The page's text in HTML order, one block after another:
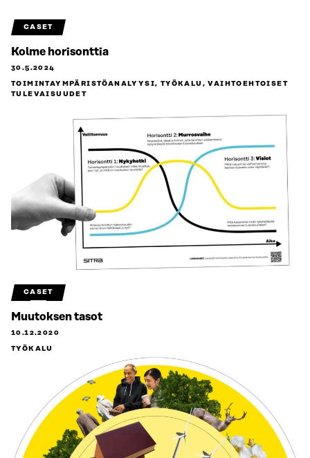
CASET
Kolme horisonttia
30.5.2024
TOIMINTAYMPÄRISTÖANALYYSI, TYÖKALU, VAIHTOEHTOISET
TULEVAISUUDET
CASET
Muutoksen tasot
10.12.2020
TYÖKALU